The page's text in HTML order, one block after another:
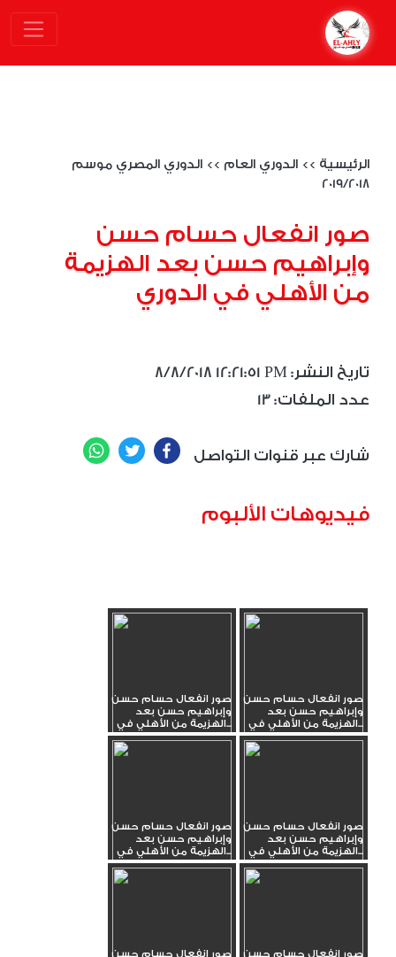
الرئيسية >> الدوري العام >> الدوري المصري موسم
2019/2018
صور انفعال حسام حسن
وإبراهيم حسن بعد الهزيمة
من الأهلي في الدوري
8/8/2018 12:21:51 PM :تاريخ النشر
13 :عدد الملفات
شارك عبر قنوات التواصل Facebook
Twitter
فيديوهات الألبوم
صور انفعال حسام حسن
وإبراهيم حسن بعد
الهزيمة من الأهلي في...
صور انفعال حسام حسن
وإبراهيم حسن بعد
الهزيمة من الأهلي في...
صور انفعال حسام حسن
وإبراهيم حسن بعد
الهزيمة من الأهلي في...
صور انفعال حسام حسن
وإبراهيم حسن بعد
الهزيمة من الأهلي في...
صور انفعال حسام حسن
صور انفعال حسام حسن